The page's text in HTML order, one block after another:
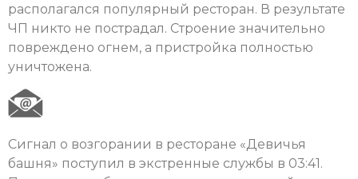
располагался популярный ресторан. В результате
ЧП никто не пострадал. Строение значительно
повреждено огнем, а пристройка полностью
уничтожена.
Сигнал о возгорании в ресторане «Девичья
башня» поступил в экстренные службы в 03:41.